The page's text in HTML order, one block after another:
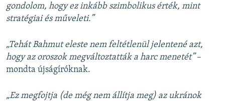
gondolom, hogy ez inkább szimbolikus érték, mint
stratégiai és műveleti.”
„Tehát Bahmut eleste nem feltétlenül jelentené azt,
hogy az oroszok megváltoztatták a harc menetét”–
mondta újságíróknak.
„Ez megfojtja (de még nem állítja meg) az ukránok